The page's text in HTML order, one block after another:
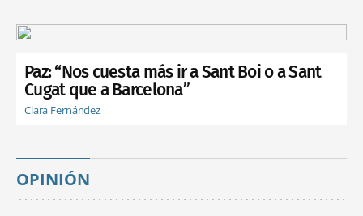
Paz: “Nos cuesta más ir a Sant Boi o a Sant
Cugat que a Barcelona”
Clara Fernández
OPINIÓN